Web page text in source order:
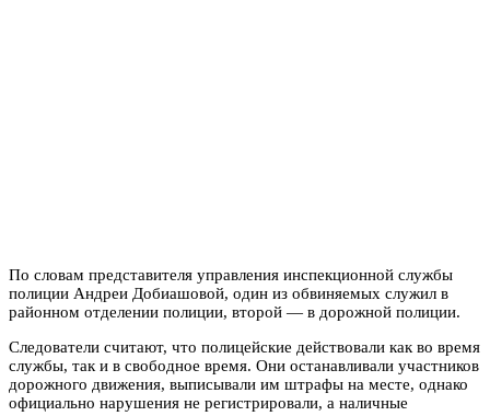
По словам представителя управления инспекционной службы
полиции Андреи Добиашовой, один из обвиняемых служил в
районном отделении полиции, второй — в дорожной полиции.
Следователи считают, что полицейские действовали как во время
службы, так и в свободное время. Они останавливали участников
дорожного движения, выписывали им штрафы на месте, однако
официально нарушения не регистрировали, а наличные